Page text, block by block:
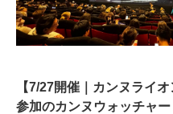
【7/27開催｜カンヌライ
参加のカンヌウォッチャ